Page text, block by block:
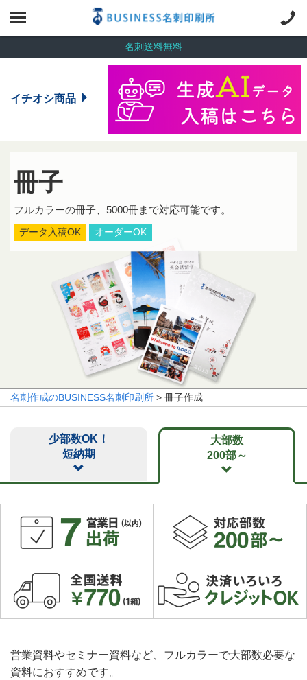
名刺送料無料
イチオシ商品
冊子
フルカラーの冊子、5000冊まで対応可能です。
データ入稿OK オーダーOK
名刺作成のBUSINESS名刺印刷所 > 冊子作成
少部数OK！
短納期
大部数
200部～
営業資料やセミナー資料など、フルカラーで大部数必要な
資料におすすめです。